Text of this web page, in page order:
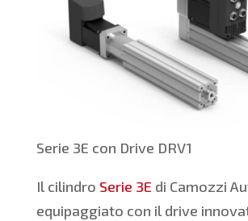
Serie 3E con Drive DRV1
Il cilindro Serie 3E di Camozzi
equipaggiato con il drive